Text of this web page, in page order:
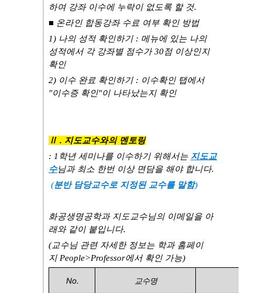
하여 강좌 이수에 누락이 없도록 할 것.
■ 온라인 합동강좌 수료 여부 확인 방법
1) 나의 성적 확인하기 : 메뉴에 있는 나의
성적에서 각 강좌별 점수가 30점 이상인지
확인
2) 이수 완료 확인하기 : 이수확인 탭에서
"이수증 확인"이 나타났는지 확인
Ⅱ . 지도교수와의 멘토링
: 1 학년 세미나를 이수하기 위해서는 지도교
수님과 최소 한번 이상 면담을 해야 합니다.
(분반 담당교수로 지정된 교수를 말함)
화공생명공학과 지도교수님의 이메일을 아
래와 같이 붙입니다.
(교수님 관련 자세한 정보는 학과 홈페이
지 People>Professor에서 확인 가능)
No. 교수명